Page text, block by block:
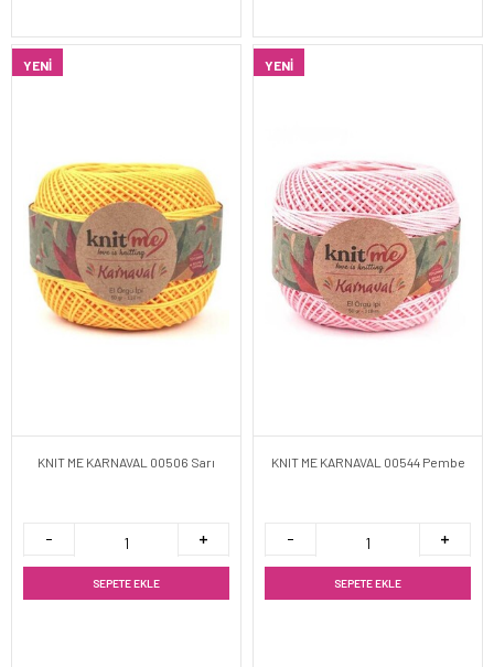
YENI
KNIT ME KARNAVAL 00506 Sarı
SEPETE EKLE
YENI
KNIT ME KARNAVAL 00544 Pembe
SEPETE EKLE